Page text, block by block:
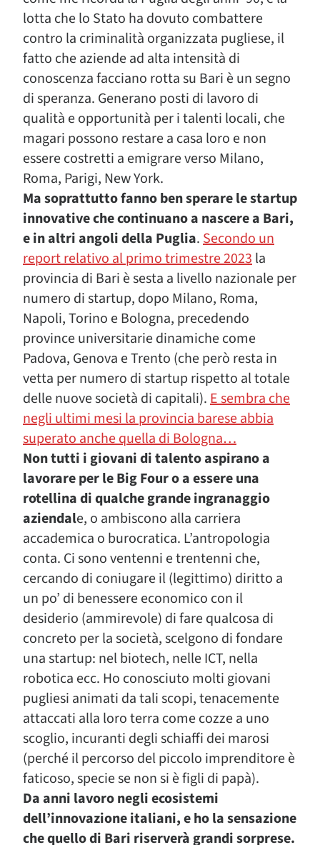
lotta che lo Stato ha dovuto combattere
contro la criminalità organizzata pugliese, il
fatto che aziende ad alta intensità di
conoscenza facciano rotta su Bari è un segno
di speranza. Generano posti di lavoro di
qualità e opportunità per i talenti locali, che
magari possono restare a casa loro e non
essere costretti a emigrare verso Milano,
Roma, Parigi, New York.
Ma soprattutto fanno ben sperare le startup
innovative che continuano a nascere a Bari,
e in altri angoli della Puglia.Secondo un
report relativo al primo trimestre 2023la
provincia di Bari è sesta a livello nazionale per
numero di startup, dopo Milano, Roma,
Napoli, Torino e Bologna, precedendo
province universitarie dinamiche come
Padova, Genova e Trento (che però resta in
vetta per numero di startup rispetto al totale
delle nuove società di capitali).E sembra che
negli ultimi mesi la provincia barese abbia
superato anche quella di Bologna…
Non tutti i giovani di talento aspirano a
lavorare per le Big Four o a essere una
rotellina di qualche grande ingranaggio
aziendale, o ambiscono alla carriera
accademica o burocratica. L’antropologia
conta. Ci sono ventenni e trentenni che,
cercando di coniugare il (legittimo) diritto a
un po’ di benessere economico con il
desiderio (ammirevole) di fare qualcosa di
concreto per la società, scelgono di fondare
una startup: nel biotech, nelle ICT, nella
robotica ecc. Ho conosciuto molti giovani
pugliesi animati da tali scopi, tenacemente
attaccati alla loro terra come cozze a uno
scoglio, incuranti degli schiaffi dei marosi
(perché il percorso del piccolo imprenditore è
faticoso, specie se non si è figli di papà).
Da anni lavoro negli ecosistemi
dell’innovazione italiani, e ho la sensazione
che quello di Bari riserverà grandi sorprese.